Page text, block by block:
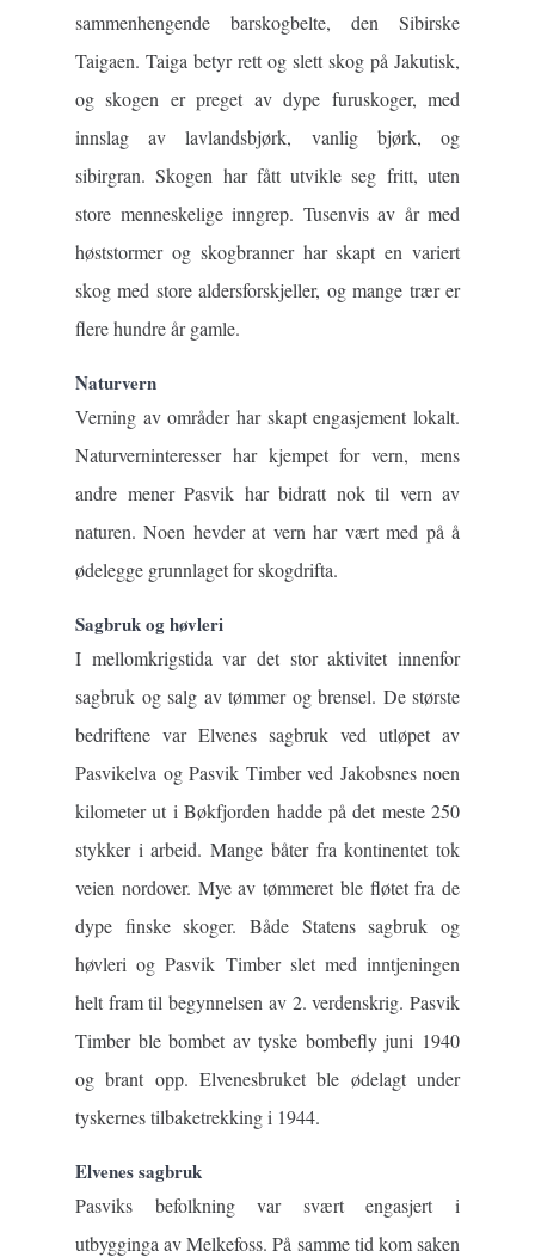
sammenhengende barskogbelte, den Sibirske
Taigaen. Taiga betyr rett og slett skog på Jakutisk,
og skogen er preget av dype furuskoger, med
innslag av lavlandsbjørk, vanlig bjørk, og
sibirgran. Skogen har fått utvikle seg fritt, uten
store menneskelige inngrep. Tusenvis av år med
høststormer og skogbranner har skapt en variert
skog med store aldersforskjeller, og mange trær er
flere hundre år gamle.
Naturvern
Verning av områder har skapt engasjement lokalt.
Naturverninteresser har kjempet for vern, mens
andre mener Pasvik har bidratt nok til vern av
naturen. Noen hevder at vern har vært med på å
ødelegge grunnlaget for skogdrifta.
Sagbruk og høvleri
I mellomkrigstida var det stor aktivitet innenfor
sagbruk og salg av tømmer og brensel. De største
bedriftene var Elvenes sagbruk ved utløpet av
Pasvikelva og Pasvik Timber ved Jakobsnes noen
kilometer ut i Bøkfjorden hadde på det meste 250
stykker i arbeid. Mange båter fra kontinentet tok
veien nordover. Mye av tømmeret ble fløtet fra de
dype finske skoger. Både Statens sagbruk og
høvleri og Pasvik Timber slet med inntjeningen
helt fram til begynnelsen av 2. verdenskrig. Pasvik
Timber ble bombet av tyske bombefly juni 1940
og brant opp. Elvenesbruket ble ødelagt under
tyskernes tilbaketrekking i 1944.
Elvenes sagbruk
Pasviks befolkning var svært engasjert i
utbygginga av Melkefoss. På samme tid kom saken